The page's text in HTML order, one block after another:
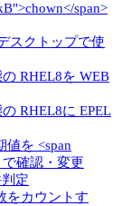
span>
スクトップで使
RHEL8を WEB
RHEL8に EPEL
値を <span
で確認・変更
定
をカウントす